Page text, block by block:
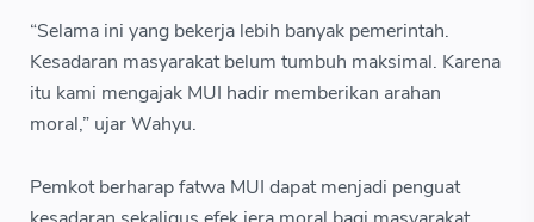
“Selama ini yang bekerja lebih banyak pemerintah.
Kesadaran masyarakat belum tumbuh maksimal. Karena
itu kami mengajak MUI hadir memberikan arahan
moral,” ujar Wahyu.
Pemkot berharap fatwa MUI dapat menjadi penguat